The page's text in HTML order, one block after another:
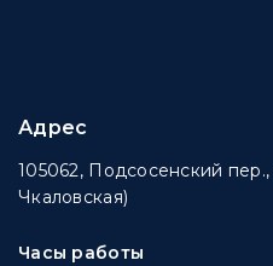
Адрес
105062, Подсосенский
Чкаловская)
Часы работы